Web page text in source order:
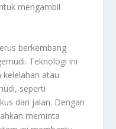
mengambil
berkembang
Teknologi ini
atau
seperti
dari jalan. Dengan
meminta